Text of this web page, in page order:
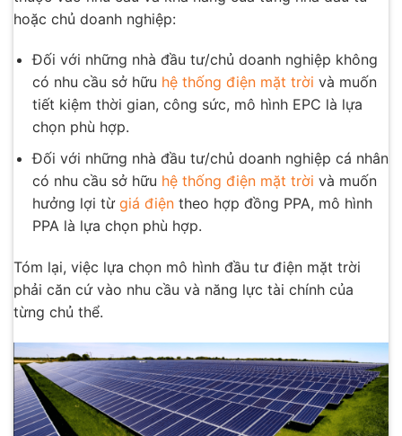
hoặc chủ doanh nghiệp:
Đối với những nhà đầu tư/chủ doanh nghiệp không
có nhu cầu sở hữu hệ thống điện mặt trời và muốn
tiết kiệm thời gian, công sức, mô hình EPC là lựa
chọn phù hợp.
Đối với những nhà đầu tư/chủ doanh nghiệp cá nhân
có nhu cầu sở hữu hệ thống điện mặt trời và muốn
hưởng lợi từ giá điệntheo hợp đồng PPA, mô hình
PPA là lựa chọn phù hợp.
Tóm lại, việc lựa chọn mô hình đầu tư điện mặt trời
phải căn cứ vào nhu cầu và năng lực tài chính của
từng chủ thể.